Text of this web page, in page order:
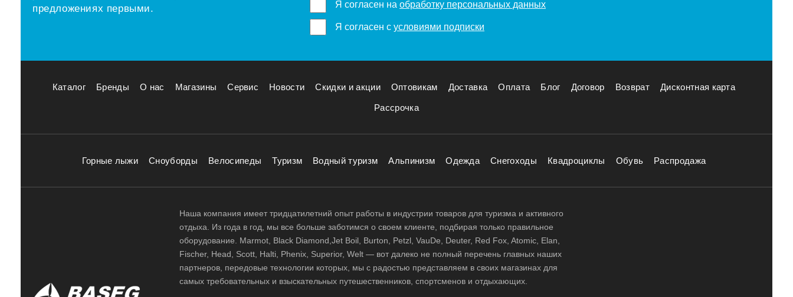
предложениях первыми.
Я согласен на обработку персональных данных
Я согласен с условиями подписки
Каталог Бренды О нас Магазины Сервис Новости Скидки и акции Оптовикам Доставка Оплата Блог Договор Возврат Дисконтная карта
Рассрочка
Горные лыжи Сноуборды Велосипеды Туризм Водный туризм Альпинизм Одежда Снегоходы Квадроциклы Обувь Распродажа
Наша компания имеет тридцатилетний опыт работы в индустрии товаров для туризма и активного
отдыха. Из года в год, мы все больше заботимся о своем клиенте, подбирая только правильное
оборудование. Marmot, Black Diamond,Jet Boil, Burton, Petzl, VauDe, Deuter, Red Fox, Atomic, Elan,
Fischer, Head, Scott, Halti, Phenix, Superior, Welt — вот далеко не полный перечень главных наших
партнеров, передовые технологии которых, мы с радостью представляем в своих магазинах для
самых требовательных и взыскательных путешественников, спортсменов и отдыхающих.